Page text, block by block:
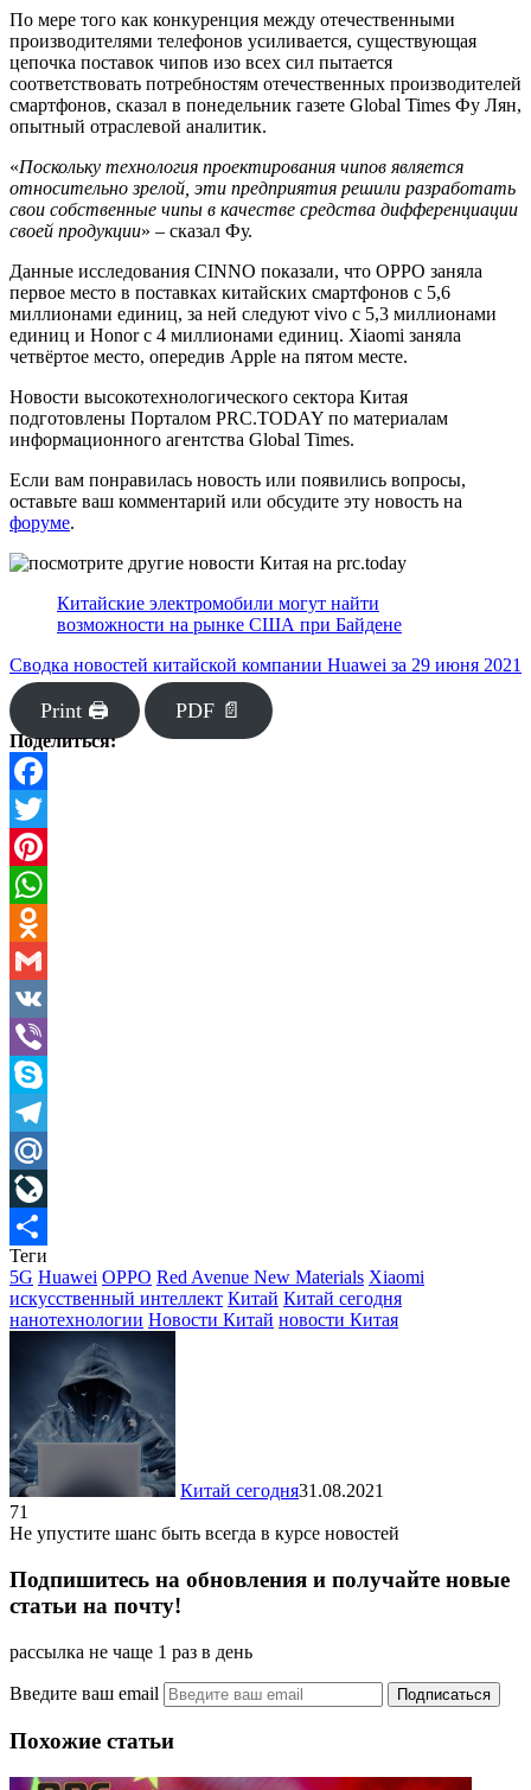
По мере того как конкуренция между отечественными
производителями телефонов усиливается, существующая
цепочка поставок чипов изо всех сил пытается
соответствовать потребностям отечественных производителей
смартфонов, сказал в понедельник газете Global Times Фу Лян,
опытный отраслевой аналитик.
«Поскольку технология проектирования чипов является
относительно зрелой, эти предприятия решили разработать
свои собственные чипы в качестве средства дифференциации
своей продукции» – сказал Фу.
Данные исследования CINNO показали, что OPPO заняла
первое место в поставках китайских смартфонов с 5,6
миллионами единиц, за ней следуют vivo с 5,3 миллионами
единиц и Honor с 4 миллионами единиц. Xiaomi заняла
четвёртое место, опередив Apple на пятом месте.
Новости высокотехнологического сектора Китая
подготовлены Порталом PRC.TODAY по материалам
информационного агентства Global Times.
Если вам понравилась новость или появились вопросы,
оставьте ваш комментарий или обсудите эту новость на
форуме.
Китайские электромобили могут найти
возможности на рынке США при Байдене
Сводка новостей китайской компании Huawei за 29 июня 2021
Print 🖨 PDF 📄
Поделиться:
Facebook
Twitter
Pinterest
WhatsApp
Odnoklassniki
Gmail
VK
Viber
Skype
Telegram
Mail.Ru
LiveJournal
Отправить
Теги
5G Huawei OPPO Red Avenue New Materials Xiaomi
искусственный интеллект Китай Китай сегодня
нанотехнологии Новости Китай новости Китая
Китай сегодня31.08.2021
71
Не упустите шанс быть всегда в курсе новостей
Подпишитесь на обновления и получайте новые
статьи на почту!
рассылка не чаще 1 раз в день
Введите ваш email
Похожие статьи